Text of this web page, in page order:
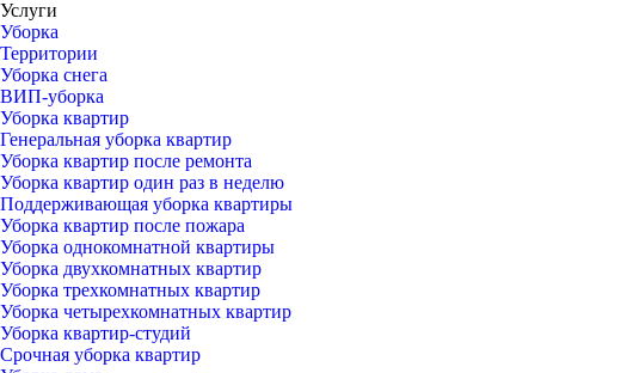
Услуги
Уборка
Территории
Уборка снега
ВИП-уборка
Уборка квартир
Генеральная уборка квартир
Уборка квартир после ремонта
Уборка квартир один раз в неделю
Поддерживающая уборка квартиры
Уборка квартир после пожара
Уборка однокомнатной квартиры
Уборка двухкомнатных квартир
Уборка трехкомнатных квартир
Уборка четырехкомнатных квартир
Уборка квартир-студий
Срочная уборка квартир